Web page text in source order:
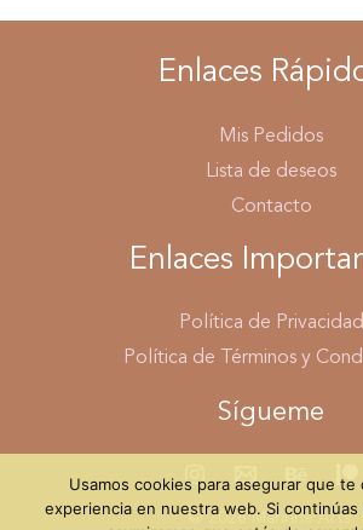
Enlaces
Mis Pedidos
Lista de deseos
Contacto
Enlaces
Política de Privacidad
Política de Términos y
Sígueme
© 2026 Marinne Arts.
Usamos cookies para asegurar que te
experiencia en nuestra web. Si